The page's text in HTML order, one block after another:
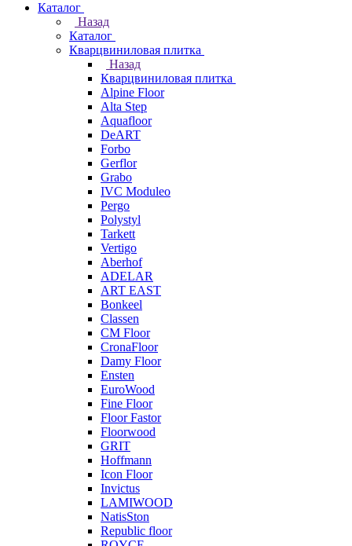
Каталог
Назад
Каталог
Кварцвиниловая плитка
Назад
Кварцвиниловая плитка
Alpine Floor
Alta Step
Aquafloor
DeART
Forbo
Gerflor
Grabo
IVC Moduleo
Pergo
Polystyl
Tarkett
Vertigo
Aberhof
ADELAR
ART EAST
Bonkeel
Classen
CM Floor
CronaFloor
Damy Floor
Ensten
EuroWood
Fine Floor
Floor Fastor
Floorwood
GRIT
Hoffmann
Icon Floor
Invictus
LAMIWOOD
NatisSton
Republic floor